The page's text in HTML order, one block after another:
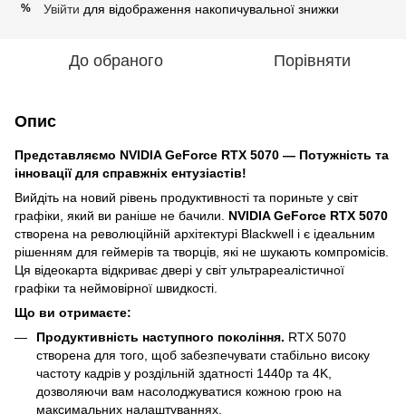
% Увійти для відображення накопичувальної знижки
До обраного Порівняти
Опис
Представляємо NVIDIA GeForce RTX 5070 — Потужність та
інновації для справжніх ентузіастів!
Вийдіть на новий рівень продуктивності та пориньте у світ
графіки, який ви раніше не бачили. NVIDIA GeForce RTX 5070
створена на революційній архітектурі Blackwell і є ідеальним
рішенням для геймерів та творців, які не шукають компромісів.
Ця відеокарта відкриває двері у світ ультрареалістичної
графіки та неймовірної швидкості.
Що ви отримаєте:
Продуктивність наступного покоління. RTX 5070
створена для того, щоб забезпечувати стабільно високу
частоту кадрів у роздільній здатності 1440p та 4K,
дозволяючи вам насолоджуватися кожною грою на
максимальних налаштуваннях.